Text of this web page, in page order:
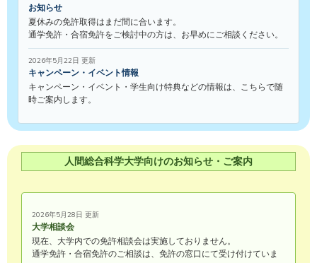
お知らせ
夏休みの免許取得はまだ間に合います。
通学免許・合宿免許をご検討中の方は、お早めにご相談ください。
2026年5月22日 更新
キャンペーン・イベント情報
キャンペーン・イベント・学生向け特典などの情報は、こちらで随
時ご案内します。
人間総合科学大学向けのお知らせ・ご案内
2026年5月28日 更新
大学相談会
現在、大学内での免許相談会は実施しておりません。
通学免許・合宿免許のご相談は、免許の窓口にて受け付けていま